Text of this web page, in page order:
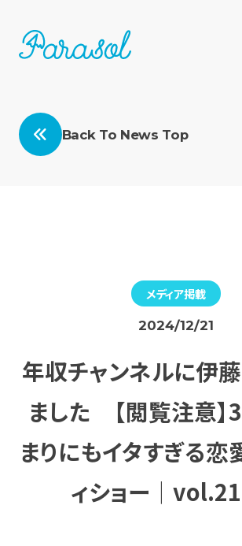
Back To News Top
メディア掲載
2024/12/21
年収チャンネルに伊
ました 【閲覧注意】
まりにもイタすぎる恋
ィショー｜